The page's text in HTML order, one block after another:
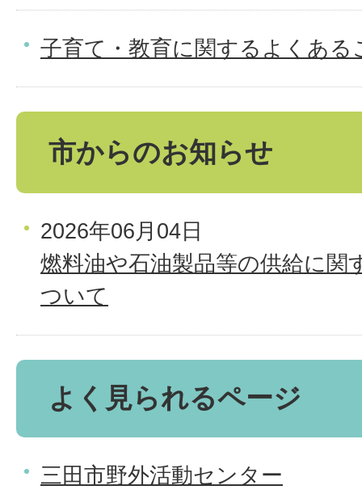
子育て・教育に関するよくある
市からのお知らせ
2026年06月04日
燃料油や石油製品等の供給に関
ついて
よく見られるページ
三田市野外活動センター